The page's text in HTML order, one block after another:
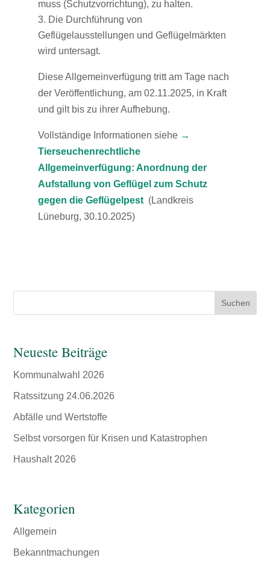
muss (Schutzvorrichtung), zu halten.
Die Durchführung von
Geflügelausstellungen und Geflügelmärkten
wird untersagt.
Diese Allgemeinverfügung tritt am Tage nach
der Veröffentlichung, am 02.11.2025, in Kraft
und gilt bis zu ihrer Aufhebung.
Vollständige Informationen siehe →
Tierseuchenrechtliche
Allgemeinverfügung: Anordnung der
Aufstallung von Geflügel zum Schutz
gegen die Geflügelpest(Landkreis
Lüneburg, 30.10.2025)
Suchen
Neueste Beiträge
Kommunalwahl 2026
Ratssitzung 24.06.2026
Abfälle und Wertstoffe
Selbst vorsorgen für Krisen und Katastrophen
Haushalt 2026
Kategorien
Allgemein
Bekanntmachungen